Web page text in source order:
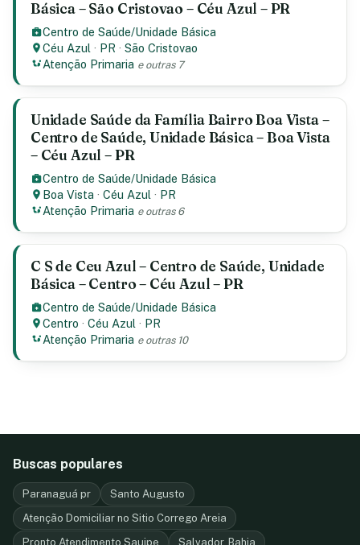
Básica – São Cristovao – Céu Azul – PR
Centro de Saúde/Unidade Básica
Céu Azul · PR ·São Cristovao
Atenção Primaria e outras 7
Unidade Saúde da Família Bairro Boa Vista –
Centro de Saúde, Unidade Básica – Boa Vista
– Céu Azul – PR
Centro de Saúde/Unidade Básica
Boa Vista ·Céu Azul · PR
Atenção Primaria e outras 6
C S de Ceu Azul – Centro de Saúde, Unidade
Básica – Centro – Céu Azul – PR
Centro de Saúde/Unidade Básica
Centro ·Céu Azul · PR
Atenção Primaria e outras 10
Buscas populares
Paranaguá pr
Santo Augusto
Atenção Domiciliar no Sitio Corrego Areia
Pronto Atendimento Sauipe
Salvador, Bahia